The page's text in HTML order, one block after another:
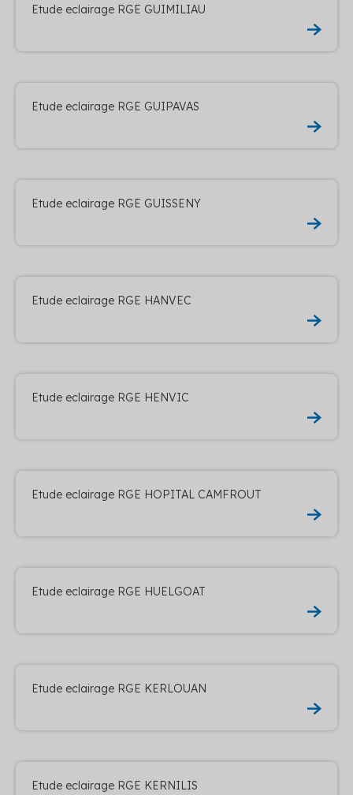
Etude eclairage RGE GUIMILIAU
Etude eclairage RGE GUIPAVAS
Etude eclairage RGE GUISSENY
Etude eclairage RGE HANVEC
Etude eclairage RGE HENVIC
Etude eclairage RGE HOPITAL CAMFROUT
Etude eclairage RGE HUELGOAT
Etude eclairage RGE KERLOUAN
Etude eclairage RGE KERNILIS